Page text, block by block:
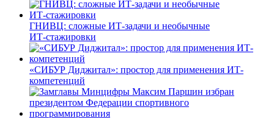
ГНИВЦ: сложные ИТ‑задачи и необычные
ИТ‑стажировки
«СИБУР Диджитал»: простор для применения ИТ-
компетенций